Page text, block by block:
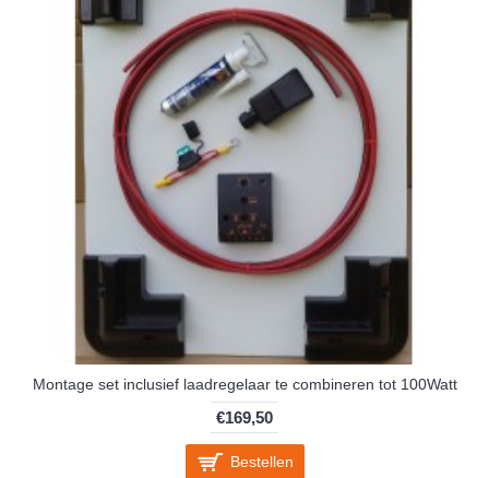
Montage set inclusief laadregelaar te combineren tot 100Watt
€169,50
Bestellen